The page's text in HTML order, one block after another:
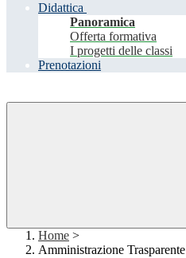
Didattica
Panoramica
Offerta formativa
I progetti delle classi
Prenotazioni
Home >
Amministrazione Trasparente